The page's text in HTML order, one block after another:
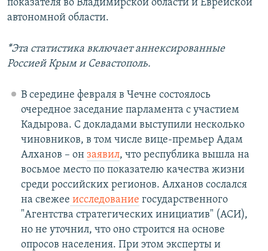
показателя во Владимирской области и Еврейской
автономной области.
*Эта статистика включает аннексированные
Россией Крым и Севастополь.
В середине февраля в Чечне состоялось
очередное заседание парламента с участием
Кадырова. С докладами выступили несколько
чиновников, в том числе вице-премьер Адам
Алханов – он заявил, что республика вышла на
восьмое место по показателю качества жизни
среди российских регионов. Алханов сослался
на свежее исследование государственного
"Агентства стратегических инициатив" (АСИ),
но не уточнил, что оно строится на основе
опросов населения. При этом эксперты и